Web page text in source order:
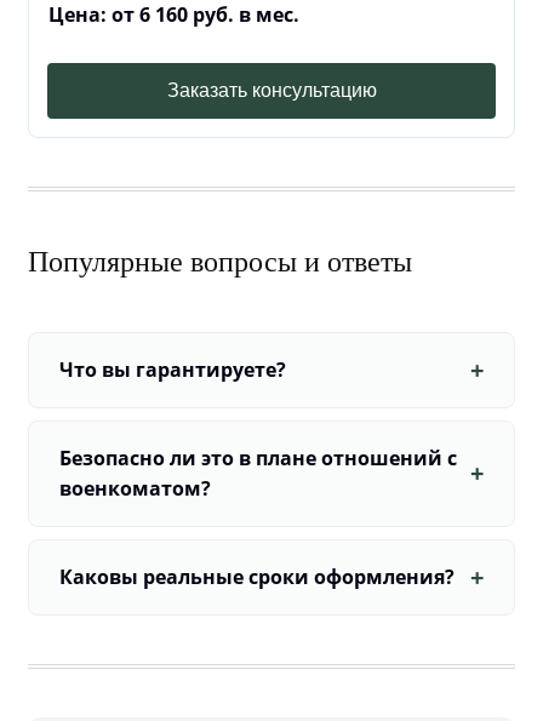
Цена: от 6 160 руб. в мес.
Заказать консультацию
Популярные вопросы и ответы
Что вы гарантируете?
Безопасно ли это в плане отношений с
военкоматом?
Каковы реальные сроки оформления?